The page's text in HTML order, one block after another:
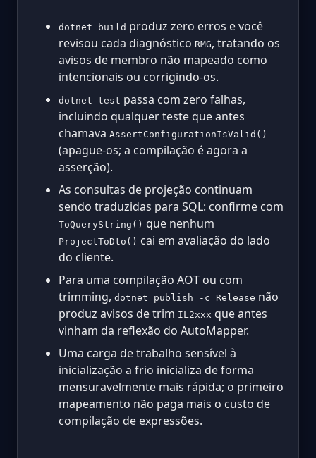
dotnet build produz zero erros e você
revisou cada diagnóstico RMG, tratando os
avisos de membro não mapeado como
intencionais ou corrigindo-os.
dotnet test passa com zero falhas,
incluindo qualquer teste que antes
chamava AssertConfigurationIsValid()
(apague-os; a compilação é agora a
asserção).
As consultas de projeção continuam
sendo traduzidas para SQL: confirme com
ToQueryString() que nenhum
ProjectToDto() cai em avaliação do lado
do cliente.
Para uma compilação AOT ou com
trimming, dotnet publish -c Release não
produz avisos de trim IL2xxx que antes
vinham da reflexão do AutoMapper.
Uma carga de trabalho sensível à
inicialização a frio inicializa de forma
mensuravelmente mais rápida; o primeiro
mapeamento não paga mais o custo de
compilação de expressões.